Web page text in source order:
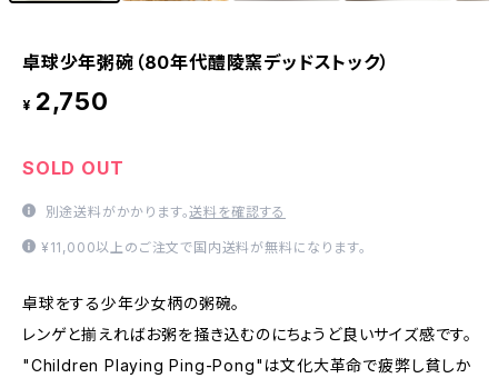
卓球少年粥碗（80年代醴陵窯デッドストック）
¥ 2,750
SOLD OUT
別途送料がかかります。送料を確認する
¥11,000以上のご注文で国内送料が無料になります。
卓球をする少年少女柄の粥碗。
レンゲと揃えればお粥を掻き込むのにちょうど良いサイズ感です。
"Children Playing Ping-Pong"は文化大革命で疲弊し貧しか